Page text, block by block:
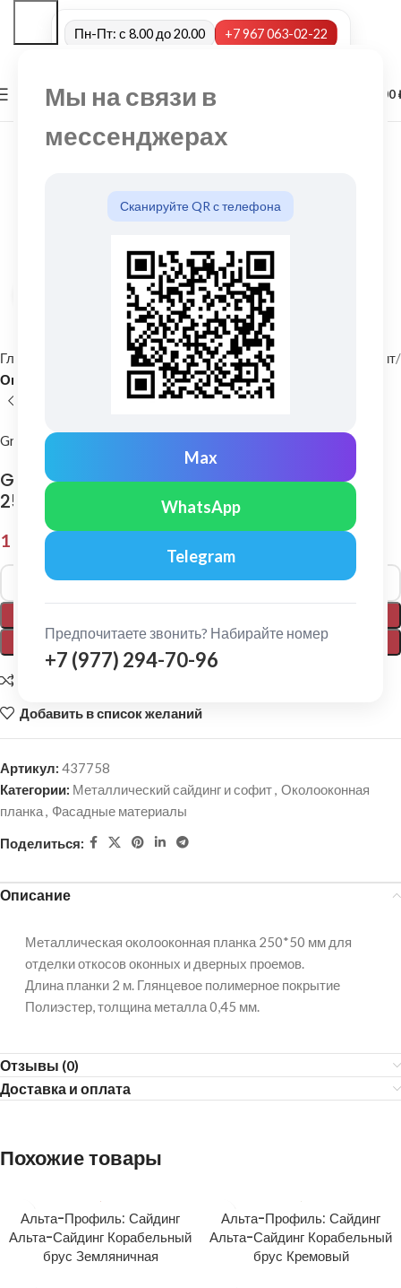
Мы на связи в
мессенджерах
Сканируйте QR с телефона
Max
WhatsApp
Telegram
Предпочитаете звонить? Набирайте номер
+7 (977) 294-70-96
Пн-Пт: с 8.00 до 20.00 +7 967 063-02-22
МЕНЮ 0,00
Нажмите, чтобы увеличить
Главная Фасадные материалы Металлический сайдинг и софит
Околооконная планка
Grand Line
Grand Line: Планка околооконная простая
250х50 Pe 0,45 мм, длина 2м. Ral 7024
1 899,00
ПОКУПКА В 1 КЛИК
Alternative:
Добавить в список желаний
Артикул: 437758
Категории: Металлический сайдинг и софит, Околооконная
планка, Фасадные материалы
Поделиться:
Описание
Металлическая околооконная планка 250*50 мм для
отделки откосов оконных и дверных проемов.
Длина планки 2 м. Глянцевое полимерное покрытие
Полиэстер, толщина металла 0,45 мм.
Отзывы (0)
Доставка и оплата
Похожие товары
Альта-Профиль: Сайдинг
Альта-Сайдинг Корабельный
брус Земляничная
Альта-Профиль: Сайдинг
Альта-Сайдинг Корабельный
брус Кремовый